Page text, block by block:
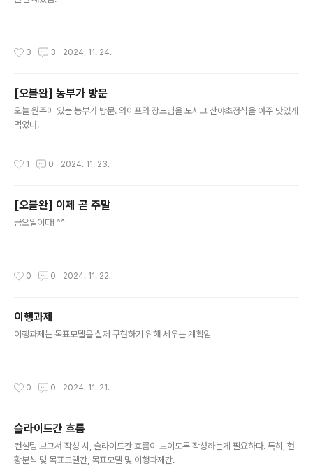
3 3 2024. 11. 24.
[오블완] 농부가 방문
오늘 원주에 있는 농부가 방문. 와이프와 장모님을 모시고 산야초정식을 아주 맛있게
먹었다.
1 0 2024. 11. 23.
[오블완] 이제 곧 주말
금요일이다! ^^
0 0 2024. 11. 22.
이행과제
이행과제는 목표모델을 실제 구현하기 위해 세우는 계획임
0 0 2024. 11. 21.
슬라이드간 흐름
컨설팅 보고서 작성 시, 슬라이드간 흐름이 보이도록 작성하는게 필요하다. 특히, 현
황분석 및 목표모델간, 목표모델 및 이행과제간.